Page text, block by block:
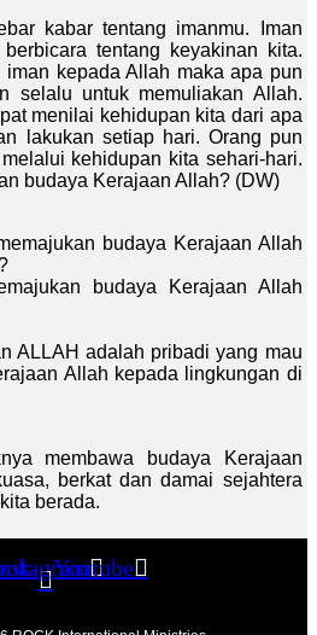
kabar tentang imanmu. Iman
tentang keyakinan kita.
kepada Allah maka apa pun
selalu untuk memuliakan Allah.
menilai kehidupan kita dari apa
lakukan setiap hari. Orang pun
kehidupan kita sehari-hari.
budaya Kerajaan Allah? (DW)
budaya Kerajaan Allah
budaya Kerajaan Allah
ALLAH adalah pribadi yang mau
Allah kepada lingkungan di
membawa budaya Kerajaan
berkat dan damai sejahtera
berada.
Youtube